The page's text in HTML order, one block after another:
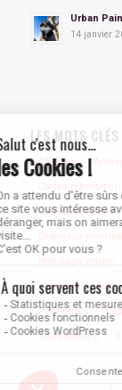
Urban
14 janvier
LES MOTS CLÉS
Affiches
Cartes de visites
Insertions presse
Packshots
Sites vitrines